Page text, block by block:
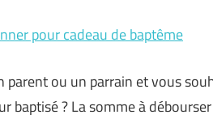
pour cadeau de baptême
parent ou un parrain et vous
baptisé ? La somme à